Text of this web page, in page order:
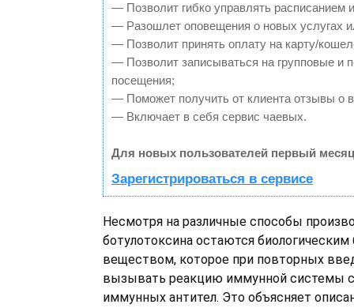
— Позволит гибко управлять расписанием и
— Разошлет оповещения о новых услугах
— Позволит принять оплату на карту/
— Позволит записываться на групповые и
посещения;
— Поможет получить от клиента отзывы о
— Включает в себя сервис чаевых.
Для новых пользователей первый
Зарегистрироваться в сервисе
Несмотря на различные способы
ботулотоксина остаются
веществом, которое при повторных
вызывать реакцию иммунной системы
иммунных антител. Это объясняет